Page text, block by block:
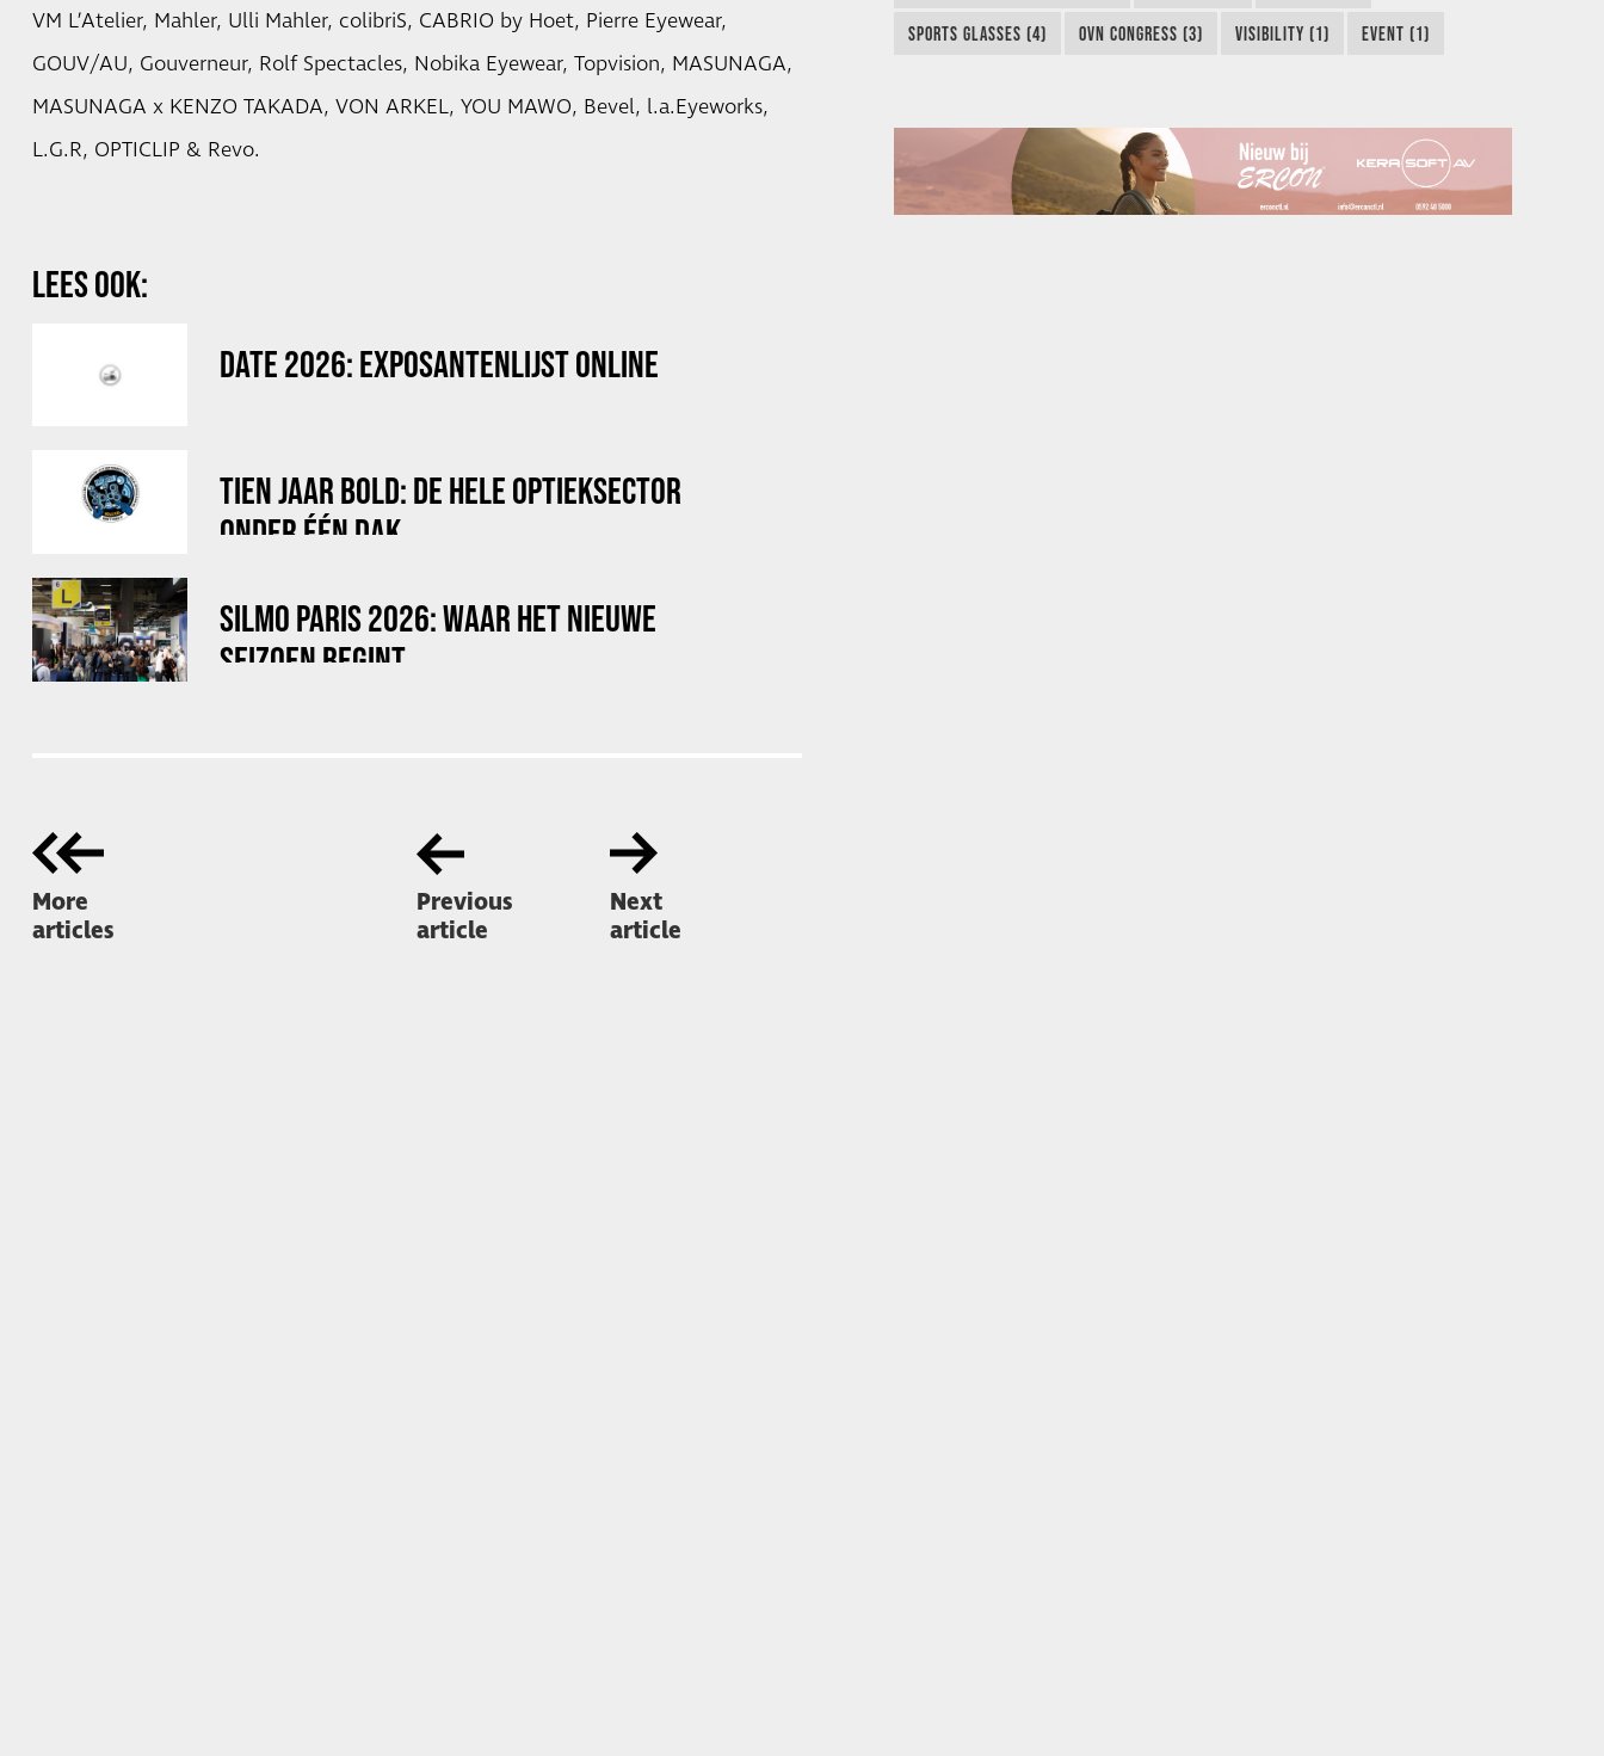
VM L’Atelier, Mahler, Ulli Mahler, colibriS, CABRIO by Hoet, Pierre Eyewear,
GOUV/AU, Gouverneur, Rolf Spectacles, Nobika Eyewear, Topvision, MASUNAGA,
MASUNAGA x KENZO TAKADA, VON ARKEL, YOU MAWO, Bevel, l.a.Eyeworks,
L.G.R, OPTICLIP & Revo.
LEES OOK:
DATE 2026: EXPOSANTENLIJST ONLINE
TIEN JAAR BOLD: DE HELE OPTIEKSECTOR
ONDER ÉÉN DAK
SILMO PARIS 2026: WAAR HET NIEUWE
SEIZOEN BEGINT
More
articles
Previous
article
Next
article
SPORTS GLASSES (4) OVN CONGRESS (3) VISIBILITY (1) EVENT (1)